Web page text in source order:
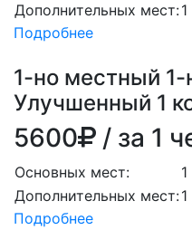
Дополнительных мест:1
Подробнее
1-но местный
Улучшенный 1
5600 / за 1
Основных мест:
1
Дополнительных мест:1
Подробнее